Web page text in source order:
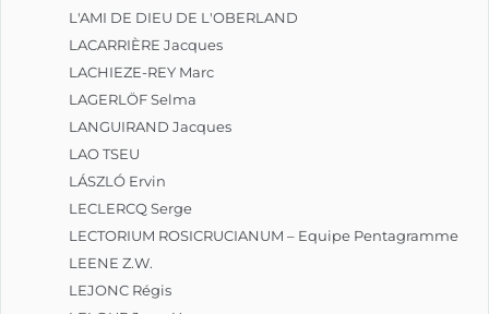
L'AMI DE DIEU DE L'OBERLAND
LACARRIÈRE Jacques
LACHIEZE-REY Marc
LAGERLÖF Selma
LANGUIRAND Jacques
LAO TSEU
LÁSZLÓ Ervin
LECLERCQ Serge
LECTORIUM ROSICRUCIANUM – Equipe Pentagramme
LEENE Z.W.
LEJONC Régis